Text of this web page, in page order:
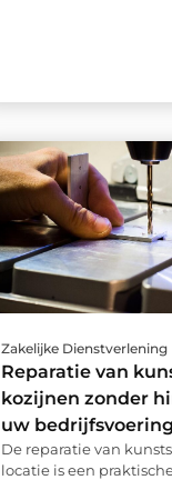
Zakelijke Dienstverlening
Reparatie van
kozijnen zonder
uw bedrijfsvoering
De reparatie van
locatie is een